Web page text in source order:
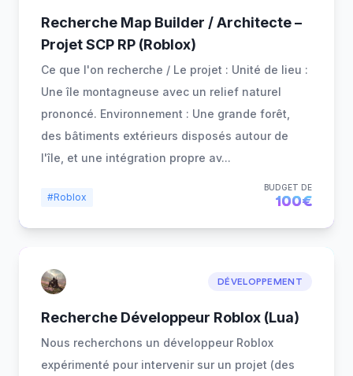
Recherche Map Builder / Architecte –
Projet SCP RP (Roblox)
Ce que l'on recherche / Le projet : Unité de lieu :
Une île montagneuse avec un relief naturel
prononcé. Environnement : Une grande forêt,
des bâtiments extérieurs disposés autour de
l'île, et une intégration propre av...
#Roblox
BUDGET DE
100€
DÉVELOPPEMENT
Recherche Développeur Roblox (Lua)
Nous recherchons un développeur Roblox
expérimenté pour intervenir sur un projet (des